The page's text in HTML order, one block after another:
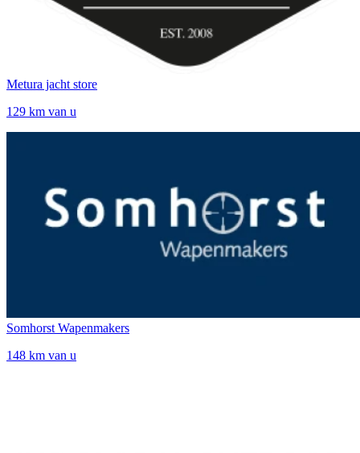
Metura jacht store
129 km van u
Somhorst Wapenmakers
148 km van u